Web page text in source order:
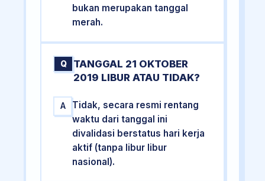
bukan merupakan tanggal
merah.
Q
TANGGAL 21 OKTOBER
2019 LIBUR ATAU TIDAK?
A
Tidak, secara resmi rentang
waktu dari tanggal ini
divalidasi berstatus hari kerja
aktif (tanpa libur libur
nasional).